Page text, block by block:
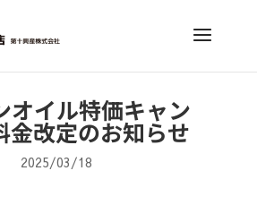
オイル特価キャン
金改定のお知らせ
2025/03/18